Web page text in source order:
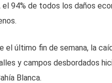
94% de todos los daños
el último fin de semana, la
y campos desbordados
Blanca.